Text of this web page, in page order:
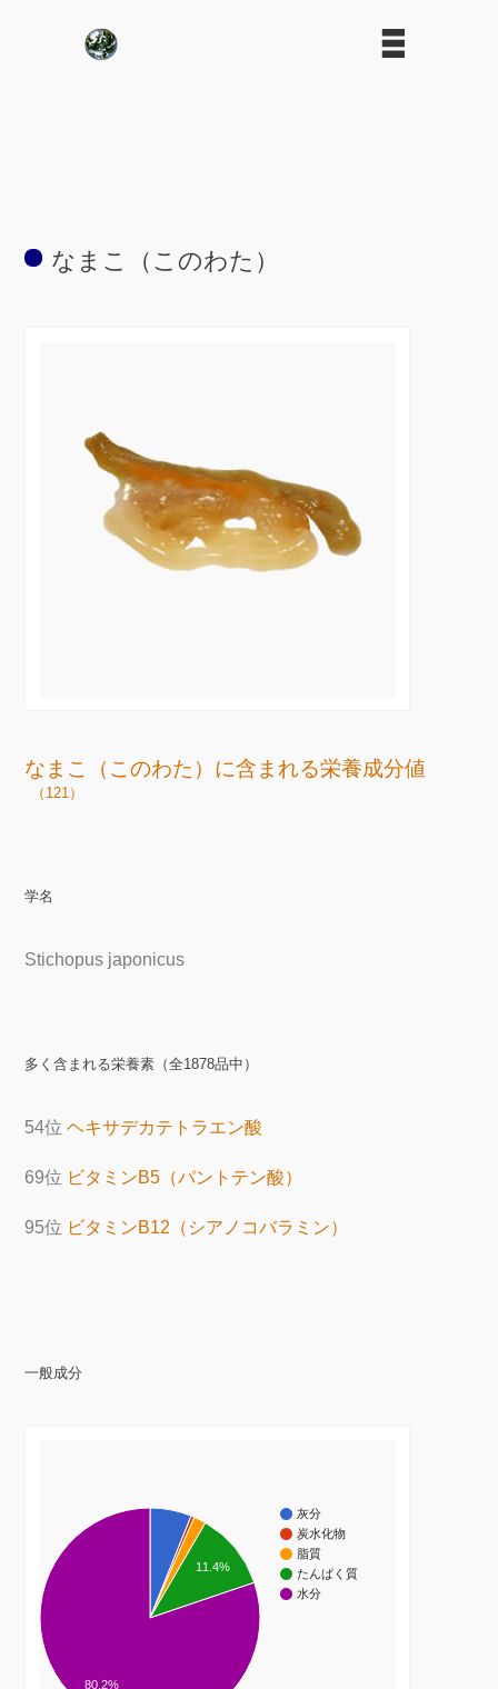
なまこ（このわた）
なまこ（このわた）に含まれる栄養成分値
（121）
学名
Stichopus japonicus
多く含まれる栄養素（全1878品中）
54位ヘキサデカテトラエン酸
69位 ビタミンB5（パントテン酸）
95位 ビタミンB12（シアノコバラミン）
一般成分
灰分
炭水化物
脂質
たんぱく質
水分
11.4%
80.2%